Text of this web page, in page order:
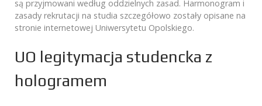
są przyjmowani według oddzielnych zasad. Harmonogram i
zasady rekrutacji na studia szczegółowo zostały opisane na
stronie internetowej Uniwersytetu Opolskiego.
UO legitymacja studencka z
hologramem